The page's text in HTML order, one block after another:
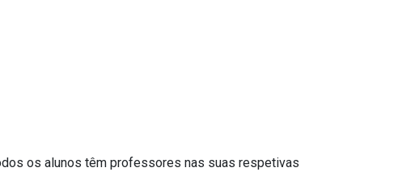
os alunos têm professores nas suas respetivas